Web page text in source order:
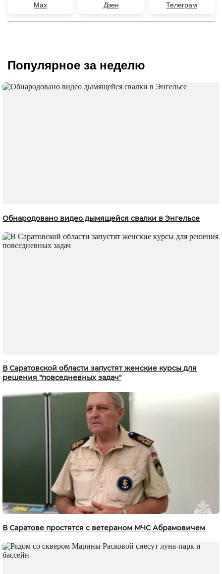
Max Дзен Телеграм
Популярное за неделю
Обнародовано видео дымящейся свалки в Энгельсе
В Саратовской области запустят женские курсы для
решения "повседневных задач"
В Саратове простятся с ветераном МЧС Абрамовичем